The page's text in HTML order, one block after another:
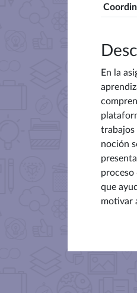
En la
trabajos
noción
proceso
que
motivar